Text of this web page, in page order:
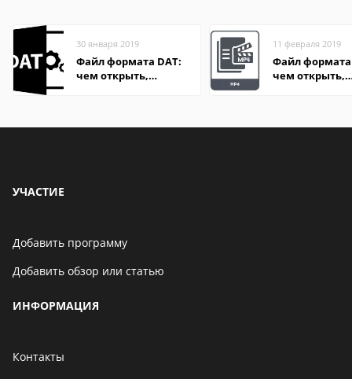
30 января 2019
Файл формата DAT:
чем открыть,
11 февраля 2019
Файл формата
чем открыть,
УЧАСТИЕ
Добавить программу
Добавить обзор или статью
ИНФОРМАЦИЯ
Контакты